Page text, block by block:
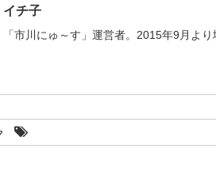
イチ子
「市川にゅ～す」運営者。2015年9月よ